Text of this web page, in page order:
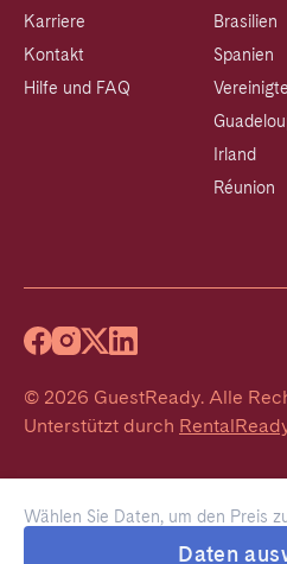
Wählen Sie Daten, um den Preis
Daten
Karriere
Kontakt
Hilfe und FAQ
Brasilien
Spanien
Irland
Réunion
© 2026 GuestReady. Alle
Unterstützt durch